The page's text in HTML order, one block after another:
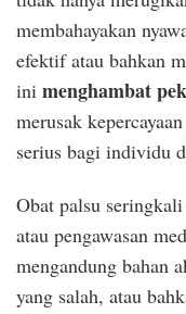
membahayakan
efektif atau bahkan
ini menghambat
merusak
serius bagi individu
Obat palsu
atau pengawasan
mengandung bahan
yang salah, atau